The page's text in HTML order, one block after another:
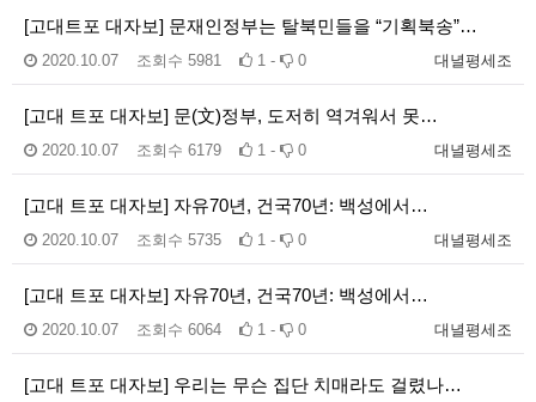
[고대트포 대자보] 문재인정부는 탈북민들을 “기획북송”…
대녈평세조
2020.10.07 조회수 5981 1 - 0
[고대 트포 대자보] 문(文)정부, 도저히 역겨워서 못…
대녈평세조
2020.10.07 조회수 6179 1 - 0
[고대 트포 대자보] 자유70년, 건국70년: 백성에서…
대녈평세조
2020.10.07 조회수 5735 1 - 0
[고대 트포 대자보] 자유70년, 건국70년: 백성에서…
대녈평세조
2020.10.07 조회수 6064 1 - 0
[고대 트포 대자보] 우리는 무슨 집단 치매라도 걸렸나…